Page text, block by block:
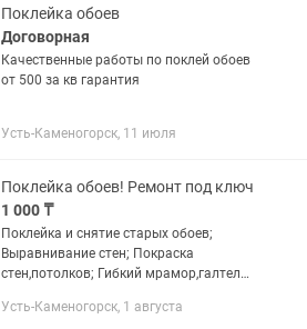
Поклейка обоев
Договорная
Качественные работы по поклей обоев
от 500 за кв гарантия
Усть-Каменогорск, 11 июля
Поклейка обоев! Ремонт под ключ
1 000 ₸
Поклейка и снятие старых обоев;
Выравнивание стен; Покраска
стен,потолков; Гибкий мрамор,галтели;
Установка плинтуса; Установка
Усть-Каменогорск, 1 августа